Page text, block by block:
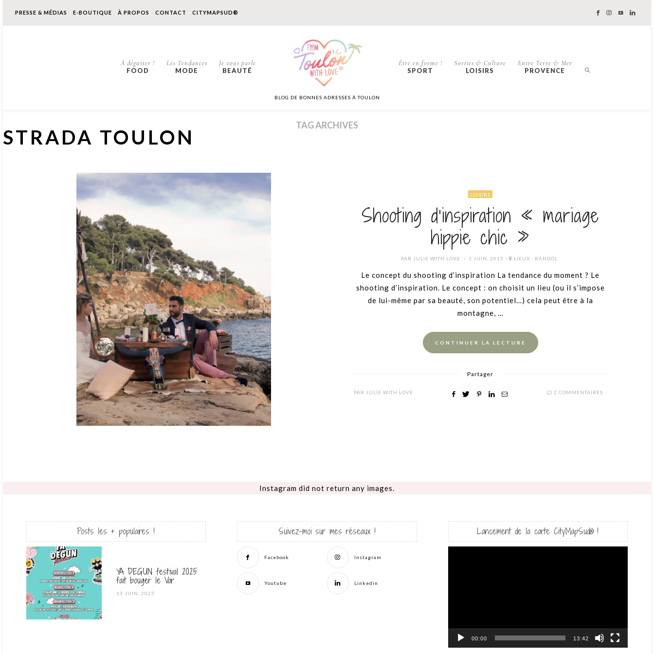
PRESSE & MÉDIAS E-BOUTIQUE À PROPOS CONTACT CITYMAPSUD®
À déguster !
FOOD
Les Tendances
MODE
Je vous parle
BEAUTÉ
BLOG DE BONNES ADRESSES À TOULON
Être en forme !
SPORT
Sorties & Culture
LOISIRS
Entre Terre & Mer
PROVENCE
TAG ARCHIVES
STRADA TOULON
LOISIRS
Shooting d’inspiration « mariage
hippie chic »
PAR JULIE WITH LOVE
POSTED
3 JUIN, 2015 LIEUX : BANDOL
Le concept du shooting d’inspiration La tendance du moment ? Le
shooting d’inspiration. Le concept : on choisit un lieu (ou il s’impose
de lui-même par sa beauté, son potentiel…) cela peut être à la
montagne, …
CONTINUER LA LECTURE
Partager
PAR JULIE WITH LOVE 2 COMMENTAIRES
Instagram did not return any images.
Posts les + populaires !
YA DEGUN festival 2025
fait bouger le Var
POSTED
13 JUIN, 2025
Suivez-moi sur mes réseaux !
Facebook Instagram
Youtube Linkedin
Lancement de la carte CityMapSud® !
00:00 13:42